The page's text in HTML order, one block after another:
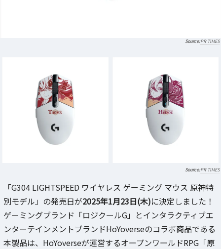
PR TIMES
PR TIMES
「G304 LIGHTSPEED ワイヤレス ゲーミング マウス 原神特
別モデル」の発売日が2025年1月23日(木)に決定しました！
ゲーミングブランド「ロジクールG」とインタラクティブエ
ンターテインメントブランドHoYoverseのコラボ商品である
本製品は、HoYoverseが運営するオープンワールドRPG「原